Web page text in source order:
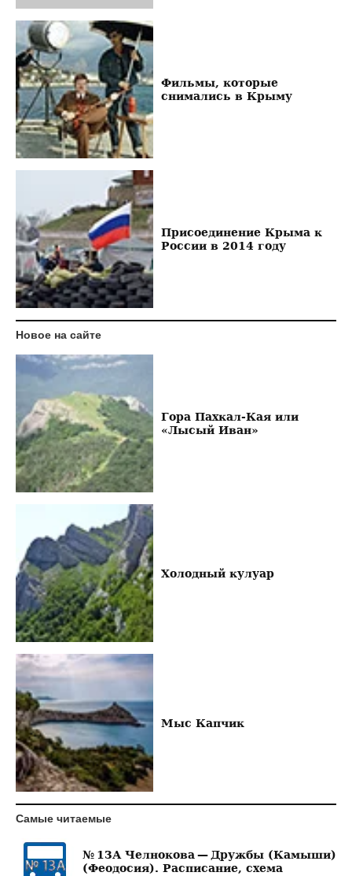
Фильмы, которые
снимались в Крыму
Присоединение Крыма к
России в 2014 году
Новое на сайте
Гора Пахкал-Кая или
«Лысый Иван»
Холодный кулуар
Мыс Капчик
Самые читаемые
№ 13А Челнокова — Дружбы (Камыши)
(Феодосия). Расписание, схема